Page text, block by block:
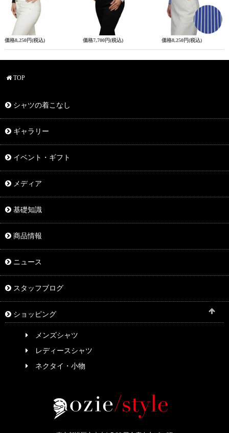
価格8,250円(税込) 価格7,700円(税込) 価格8,250円(税込)
TOP
シャツの着こなし
ギャラリー
イベント・ギフト
メディア
基礎知識
商品情報
ニュース
スタッフブログ
ショッピング
メンズシャツ
レディースシャツ
ネクタイ・小物